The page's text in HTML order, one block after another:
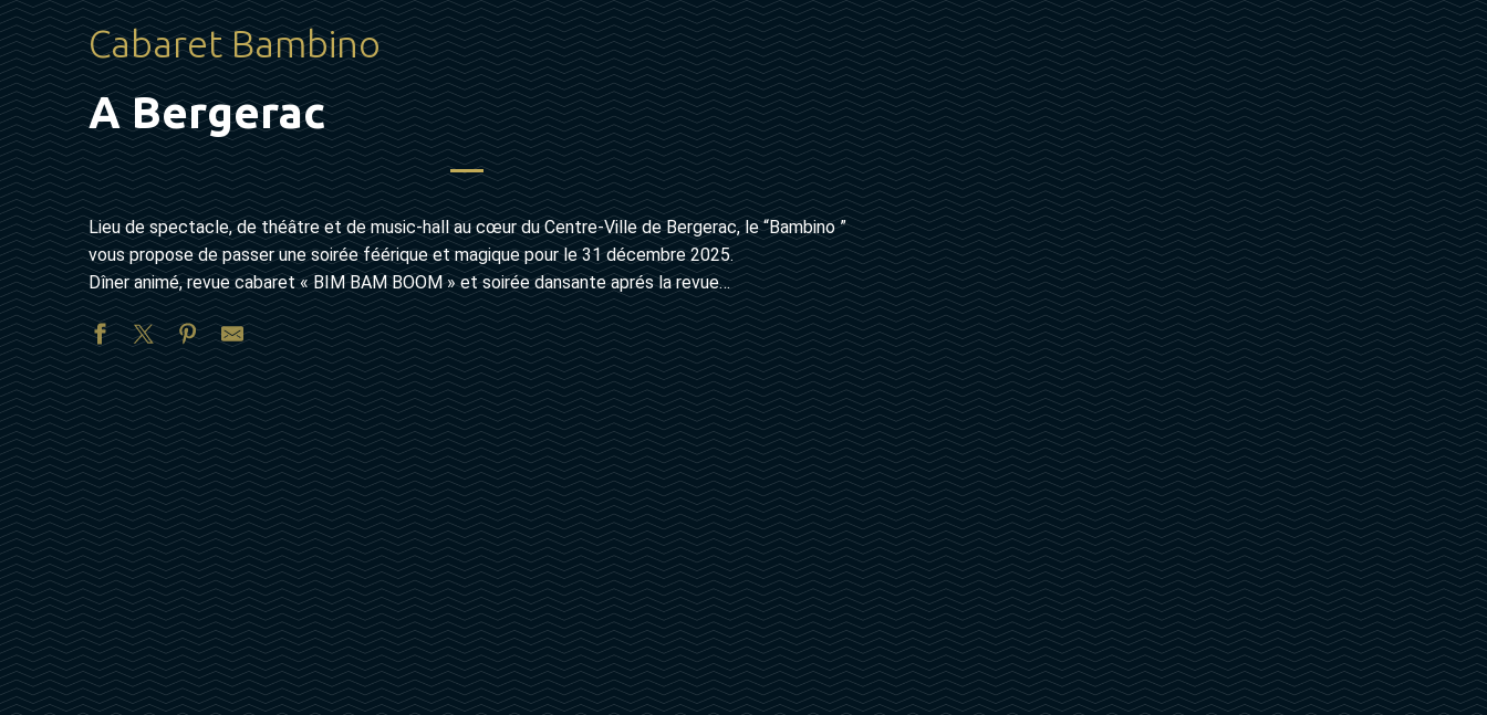
Cabaret Bambino
A Bergerac
Lieu de spectacle, de théâtre et de music-hall au cœur du Centre-Ville de Bergerac, le “Bambino ”
vous propose de passer une soirée féérique et magique pour le 31 décembre 2025.
Dîner animé, revue cabaret « BIM BAM BOOM » et soirée dansante aprés la revue…